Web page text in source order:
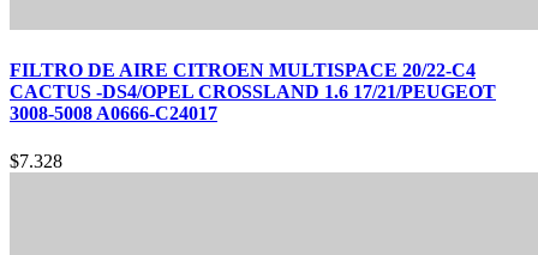
FILTRO DE AIRE CITROEN MULTISPACE 20/22-C4
CACTUS -DS4/OPEL CROSSLAND 1.6 17/21/PEUGEOT
3008-5008 A0666-C24017
$7.328